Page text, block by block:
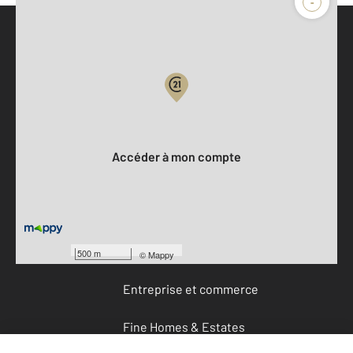
500 m ©Mappy
Accéder à mon compte
Devenir franchisé
Entreprise et commerce
Fine Homes & Estates